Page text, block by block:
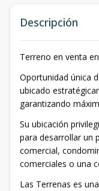
Descripción
Terreno en venta
Oportunidad única
ubicado
garantizando
Su ubicación
para desarrollar un
comercial,
comerciales o una
Las Terrenas es